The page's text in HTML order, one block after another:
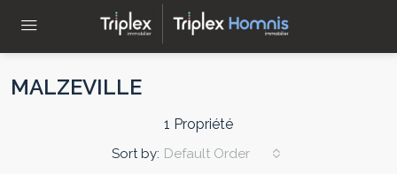
MALZEVILLE
1 Propriété
Sort by: Default Order